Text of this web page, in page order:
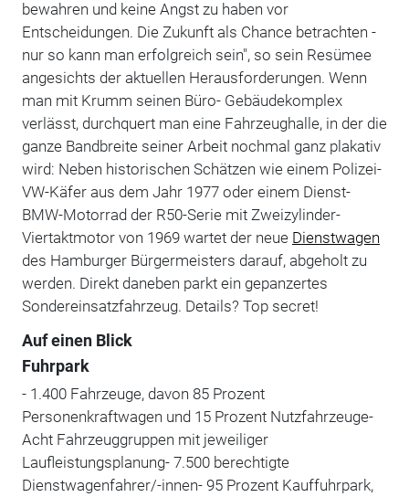
bewahren und keine Angst zu haben vor
Entscheidungen. Die Zukunft als Chance betrachten -
nur so kann man erfolgreich sein", so sein Resümee
angesichts der aktuellen Herausforderungen. Wenn
man mit Krumm seinen Büro- Gebäudekomplex
verlässt, durchquert man eine Fahrzeughalle, in der die
ganze Bandbreite seiner Arbeit nochmal ganz plakativ
wird: Neben historischen Schätzen wie einem Polizei-
VW-Käfer aus dem Jahr 1977 oder einem Dienst-
BMW-Motorrad der R50-Serie mit Zweizylinder-
Viertaktmotor von 1969 wartet der neue Dienstwagen
des Hamburger Bürgermeisters darauf, abgeholt zu
werden. Direkt daneben parkt ein gepanzertes
Sondereinsatzfahrzeug. Details? Top secret!
Auf einen Blick
Fuhrpark
- 1.400 Fahrzeuge, davon 85 Prozent
Personenkraftwagen und 15 Prozent Nutzfahrzeuge-
Acht Fahrzeuggruppen mit jeweiliger
Laufleistungsplanung- 7.500 berechtigte
Dienstwagenfahrer/-innen- 95 Prozent Kauffuhrpark,